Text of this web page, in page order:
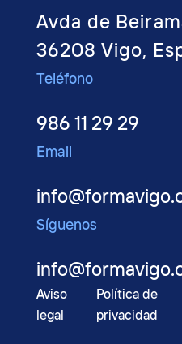
Avda de
36208 Vigo,
Teléfono
986 11 29 29
Email
Síguenos
Aviso
legal
Política de
privacidad